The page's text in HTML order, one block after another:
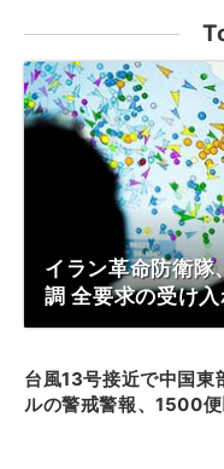
イラン革命防衛隊
調 全要求の受け入
台風13号接近で中国東
ルの警戒警報、1500